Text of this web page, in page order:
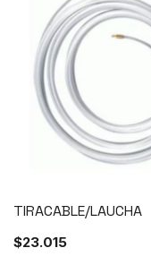
TIRACABLE/LAUCHA
$23.015